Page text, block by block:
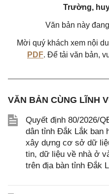
Trường,
Văn bản này
Mời quý khách xem nội
PDF. Để tải văn bản,
VĂN BẢN CÙNG LĨNH
Quyết định 80/2026/
dân tỉnh Đắk Lắk ban
xây dựng cơ sở dữ
tin, dữ liệu về nhà ở
trên địa bàn tỉnh Đắk